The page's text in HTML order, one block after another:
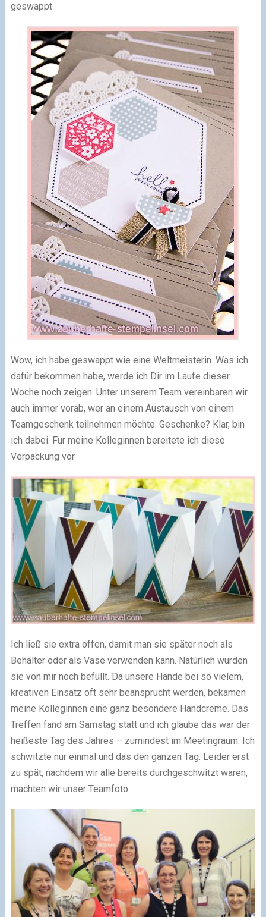
geswappt
Wow, ich habe geswappt wie eine Weltmeisterin. Was ich
dafür bekommen habe, werde ich Dir im Laufe dieser
Woche noch zeigen. Unter unserem Team vereinbaren wir
auch immer vorab, wer an einem Austausch von einem
Teamgeschenk teilnehmen möchte. Geschenke? Klar, bin
ich dabei. Für meine Kolleginnen bereitete ich diese
Verpackung vor
Ich ließ sie extra offen, damit man sie später noch als
Behälter oder als Vase verwenden kann. Natürlich wurden
sie von mir noch befüllt. Da unsere Hände bei so vielem,
kreativen Einsatz oft sehr beansprucht werden, bekamen
meine Kolleginnen eine ganz besondere Handcreme. Das
Treffen fand am Samstag statt und ich glaube das war der
heißeste Tag des Jahres – zumindest im Meetingraum. Ich
schwitzte nur einmal und das den ganzen Tag. Leider erst
zu spät, nachdem wir alle bereits durchgeschwitzt waren,
machten wir unser Teamfoto